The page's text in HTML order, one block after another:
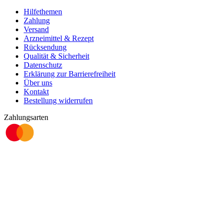
Hilfethemen
Zahlung
Versand
Arzneimittel & Rezept
Rücksendung
Qualität & Sicherheit
Datenschutz
Erklärung zur Barrierefreiheit
Über uns
Kontakt
Bestellung widerrufen
Zahlungsarten